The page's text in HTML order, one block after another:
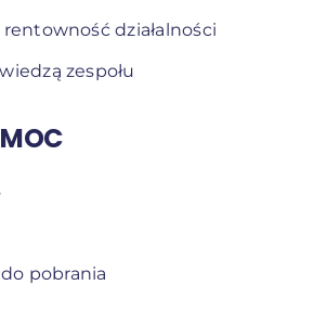
działalności
zespołu
pobrania